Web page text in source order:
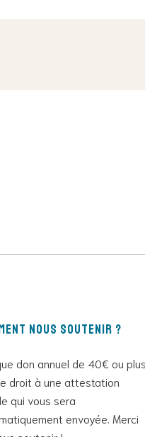
nous soutenir ?
don annuel de 40€ ou plus
droit à une attestation
qui vous sera
envoyée. Merci